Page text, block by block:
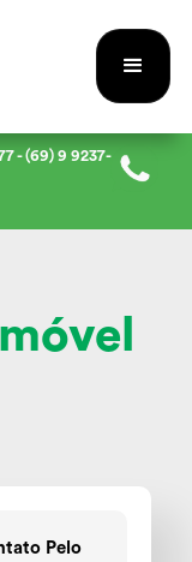
- (69) 9 9237-
Pelo